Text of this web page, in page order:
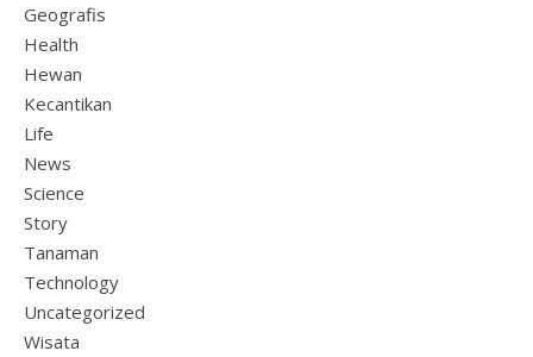
Geografis
Health
Hewan
Kecantikan
Life
News
Science
Story
Tanaman
Technology
Uncategorized
Wisata